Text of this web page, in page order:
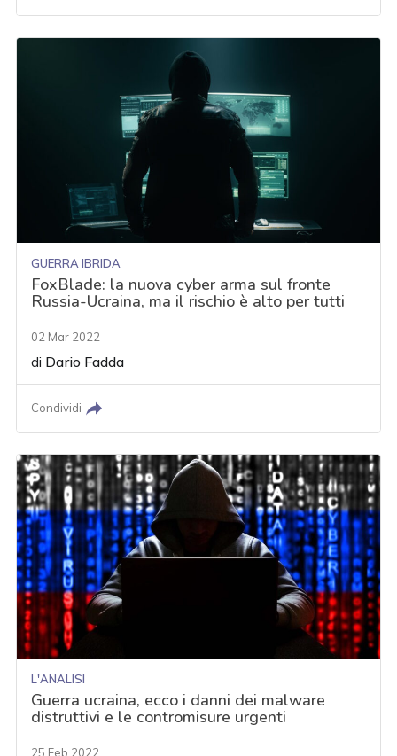
GUERRA IBRIDA
FoxBlade: la nuova cyber arma sul fronte
Russia-Ucraina, ma il rischio è alto per tutti
02 Mar 2022
di Dario Fadda
Condividi
L'ANALISI
Guerra ucraina, ecco i danni dei malware
distruttivi e le contromisure urgenti
25 Feb 2022